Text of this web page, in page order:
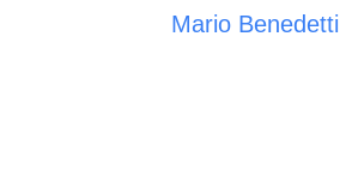
Mario Benedetti